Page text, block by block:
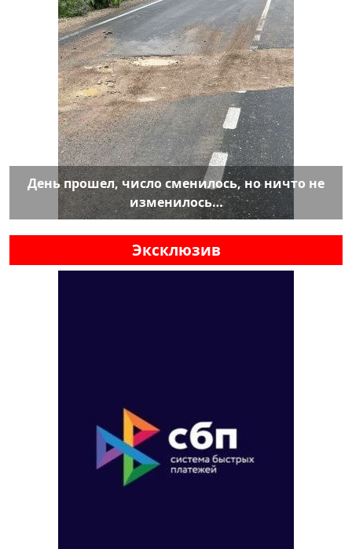
День прошел, число сменилось, но ничто не
изменилось…
Эксклюзив